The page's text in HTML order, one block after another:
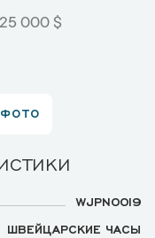
25 000 $
WJPN0019
ШВЕЙЦАРСКИЕ ЧАСЫ